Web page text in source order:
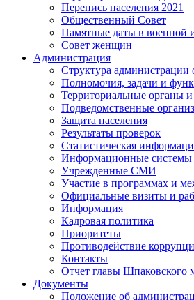
Перепись населения 2021
Общественный Совет
Памятные даты в военной
Совет женщин
Администрация
Структура администрации
Полномочия, задачи и
Территориальные органы и
Подведомственные
Защита населения
Результаты проверок
Статистическая
Информационные системы
Учрежденные СМИ
Участие в программах и
Официальные визиты и
Информация
Кадровая политика
Приоритеты
Противодействие
Контакты
Отчет главы Шпаковского
Документы
Положение об